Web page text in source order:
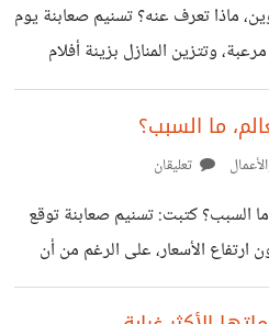
الأسواق، وتحقيق التوازن. تعد ظاهرة ارتفاع الأسعار من الظواهر
حين وآخر، وهي ظاهرة ليست
ترتفع الأسعار حول العالم بسبب نزول
ماذا تعرف عنه؟ تسنيم صعابنة يوم
وتتزين المنازل بزينة أفلام
أشباح ومومياوات ووحوش،
وشواهد قبور على الأرض، وثمرة
على شكل وجه شرير، ويغلب
يوم الهالوين إلى مهرجان أيرلندي قديم، ويصادف يوم 31أكتوبر
كل عام يوم للهالوين. وحسب معتقدات السلتيك فإن يوم
ما السبب؟
تعليقان
السبب؟ كتبت: تسنيم صعابنة توقع
ارتفاع الأسعار، على الرغم من أن
في الإنتاج، وخاصة بعد انتهاء